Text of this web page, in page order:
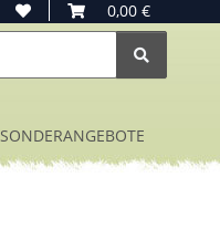
0,00 €
SONDERANGEBOTE